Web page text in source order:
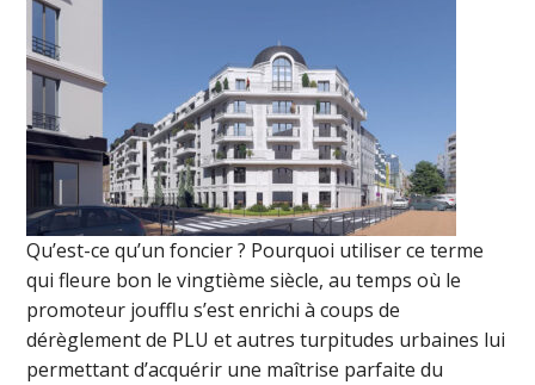
Qu’est-ce qu’un foncier ? Pourquoi utiliser ce terme
qui fleure bon le vingtième siècle, au temps où le
promoteur joufflu s’est enrichi à coups de
dérèglement de PLU et autres turpitudes urbaines lui
permettant d’acquérir une maîtrise parfaite du